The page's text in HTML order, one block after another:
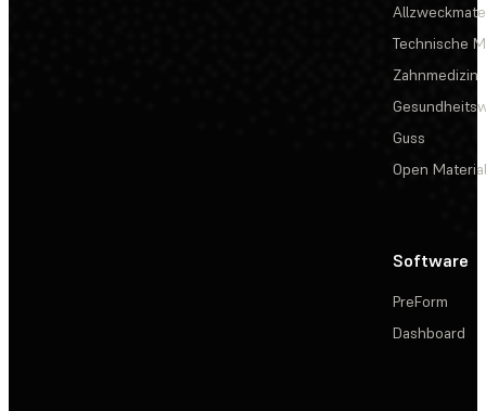
Technische
Zahnmedizin
Guss
Open
Software
PreForm
Dashboard